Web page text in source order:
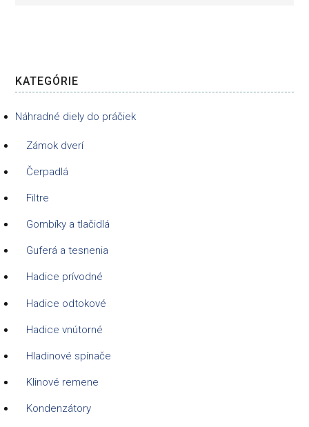
KATEGÓRIE
Náhradné diely do práčiek
Zámok dverí
Čerpadlá
Filtre
Gombíky a tlačidlá
Guferá a tesnenia
Hadice prívodné
Hadice odtokové
Hadice vnútorné
Hladinové spínače
Klinové remene
Kondenzátory